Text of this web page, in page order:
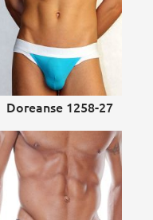
Doreanse 1258-27